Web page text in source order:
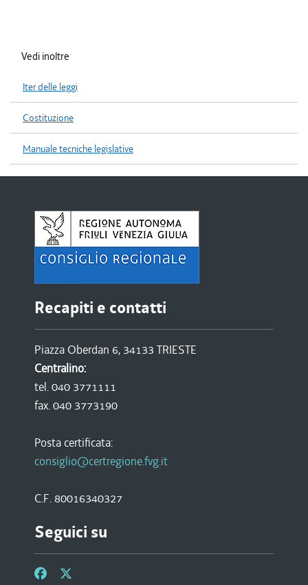
Vedi inoltre
Iter delle leggi
Costituzione
Manuale tecniche legislative
Recapiti e contatti
Piazza Oberdan 6, 34133 TRIESTE
Centralino:
tel. 040 3771111
fax. 040 3773190
Posta certificata:
consiglio@certregione.fvg.it
C.F. 80016340327
Seguici su